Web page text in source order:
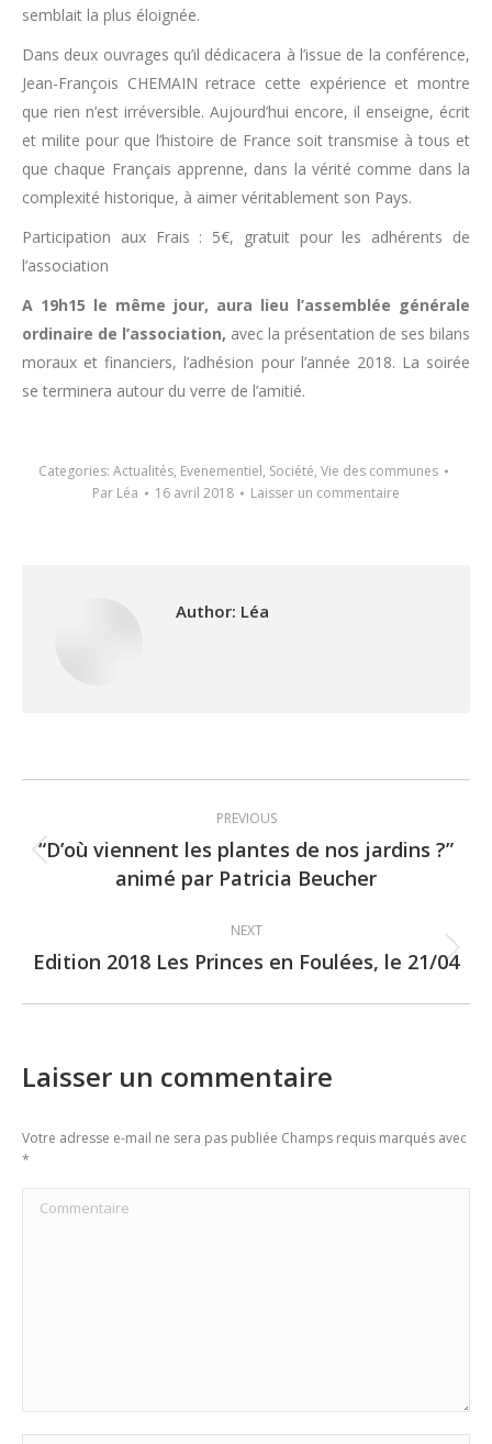
semblait la plus éloignée.
Dans deux ouvrages qu’il dédicacera à l’issue de la conférence,
Jean-François CHEMAIN retrace cette expérience et montre
que rien n’est irréversible. Aujourd’hui encore, il enseigne, écrit
et milite pour que l’histoire de France soit transmise à tous et
que chaque Français apprenne, dans la vérité comme dans la
complexité historique, à aimer véritablement son Pays.
Participation aux Frais : 5€, gratuit pour les adhérents de
l’association
A 19h15 le même jour, aura lieu l’assemblée générale
ordinaire de l’association, avec la présentation de ses bilans
moraux et financiers, l’adhésion pour l’année 2018. La soirée
se terminera autour du verre de l’amitié.
Categories: Actualités, Evenementiel, Société, Vie des communes
Par Léa 16 avril 2018 Laisser un commentaire
Author: Léa
navigation
PREVIOUS
Previous
post:
“D’où viennent les plantes de nos jardins ?”
animé par Patricia Beucher
NEXT
Next
Edition 2018 Les Princes en Foulées, le 21/04
Laisser un commentaire
Votre adresse e-mail ne sera pas publiée Champs requis marqués avec
*
Commentaire